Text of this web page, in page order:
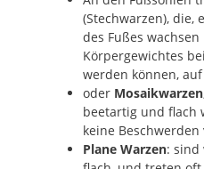
(Stechwarzen), die,
des Fußes
Körpergewichtes
werden können, auf
oder Mosaikwarzen
beetartig und flach
keine
Plane Warzen: sind